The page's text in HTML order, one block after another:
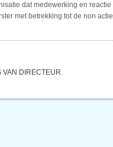
dat medewerking en
met betrekking tot de non
VAN DIRECTEUR.